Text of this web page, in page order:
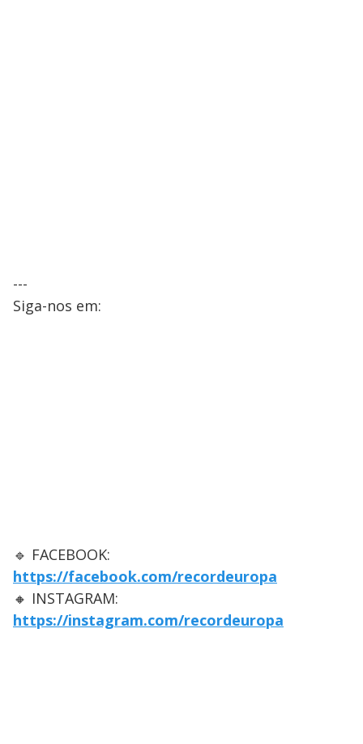
---
Siga-nos em:
🔹 FACEBOOK:
https://facebook.com/recordeuropa
🔸 INSTAGRAM:
https://instagram.com/recordeuropa